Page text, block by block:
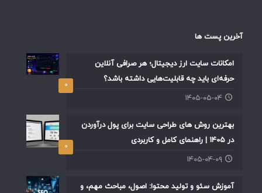
آخرین پست ها
۰
امکانات سایت ارز دیجیتال؛ هر صرافی آنلاین
حرفه‌ای باید چه قابلیت‌هایی داشته باشد؟
۱۴۰۵-۰۵-۰۴
۰
بهترین روش های طراحی سایت برای پول درآوردن
در ۱۴۰۵ | راهنمای کامل و کاربردی
۱۴۰۵-۰۴-۰۹
آموزش سئو و تولید محتوا: اصول، مباحث مهم، و